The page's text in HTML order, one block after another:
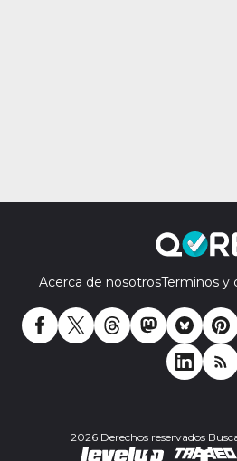
Acerca de nosotrosTerminos y
2026 Derechos reservados